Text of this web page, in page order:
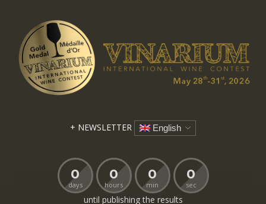
+ NEWSLETTER English
0
days
0
hours
0
min
0
sec
until publishing the results